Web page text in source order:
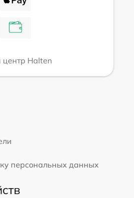
Halten
персональных данных